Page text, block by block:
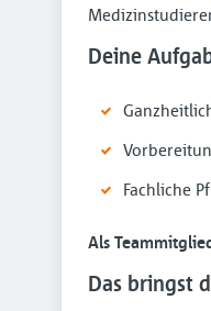
Deine
Fachliche
Als
Das bringst